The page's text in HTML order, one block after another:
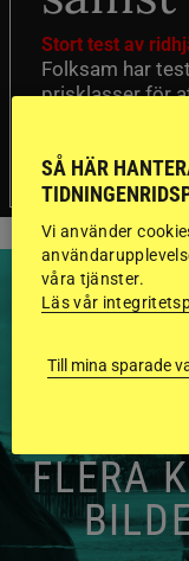
Stort test av
Folksam har
prisklasser för
Det visar sig
bäst.
FLERA
SÅ HÄR
Vi använder
våra tjänster.
Läs vår
Till mina sparade